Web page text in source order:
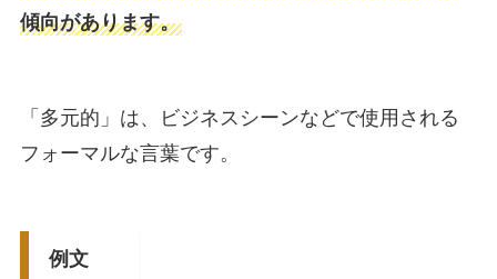
傾向があります。
「多元的」は、ビジネスシーンなどで使用される
フォーマルな言葉です。
例文